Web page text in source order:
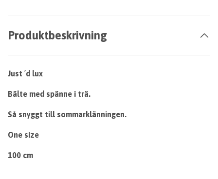
Produktbeskrivning
Just ´d lux
Bälte med spänne i trä.
Så snyggt till sommarklänningen.
One size
100 cm